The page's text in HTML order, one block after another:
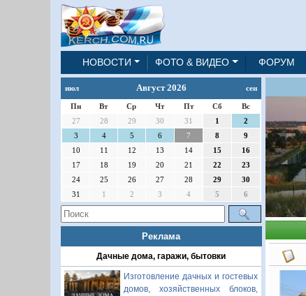
НОВОСТИ ФОТО & ВИДЕО ФОРУМ
июл Август 2026 сен
Пн Вт Ср Чт Пт Сб
Вс
27
28 29 30 31 1
2
3
4 5 6 7 8
9
10
11 12 13 14 15
16
17
18 19 20 21 22
23
24
25 26 27 28 29
30
31
1 2 3 4 5 6
Реклама
Дачные дома, гаражи, бытовки
Изготовление дачных и гостевых
домов, хозяйственных блоков,